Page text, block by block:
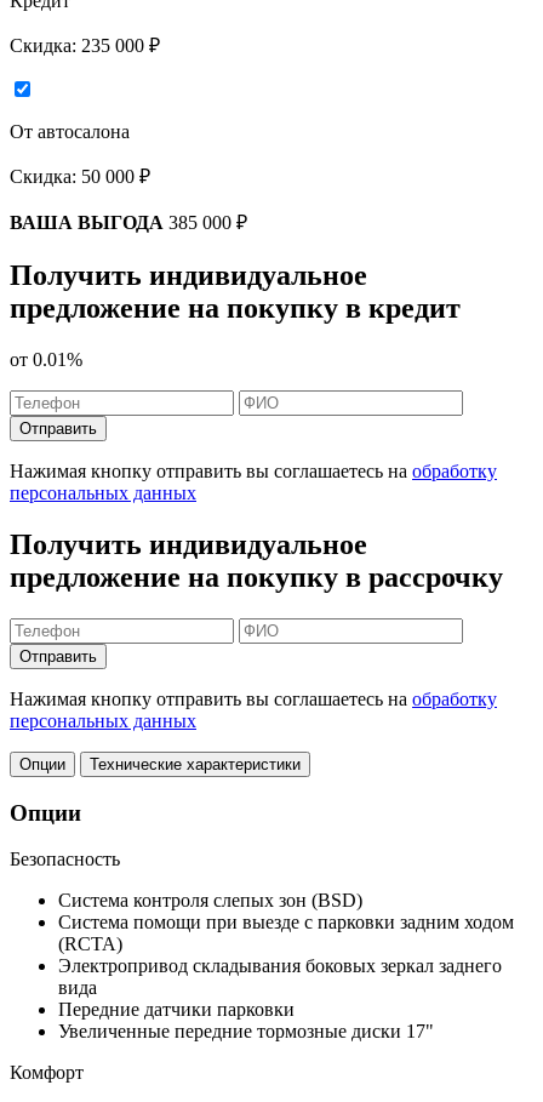
Скидка: 235 000 ₽
От автосалона
Скидка: 50 000 ₽
ВАША ВЫГОДА 385 000 ₽
Получить индивидуальное
предложение на покупку в кредит
от 0.01%
Отправить
Нажимая кнопку отправить вы соглашаетесь на обработку
персональных данных
Получить индивидуальное
предложение на покупку в рассрочку
Отправить
Нажимая кнопку отправить вы соглашаетесь на обработку
персональных данных
Опции Технические характеристики
Опции
Безопасность
Система контроля слепых зон (BSD)
Система помощи при выезде с парковки задним ходом
(RCTA)
Электропривод складывания боковых зеркал заднего
вида
Передние датчики парковки
Увеличенные передние тормозные диски 17"
Комфорт